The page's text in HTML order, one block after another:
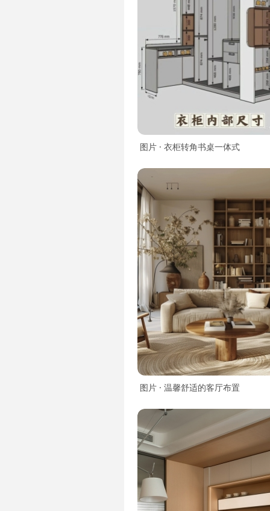
图片 · 衣柜转角书桌一体式
图片 · 温馨舒适的客厅布置